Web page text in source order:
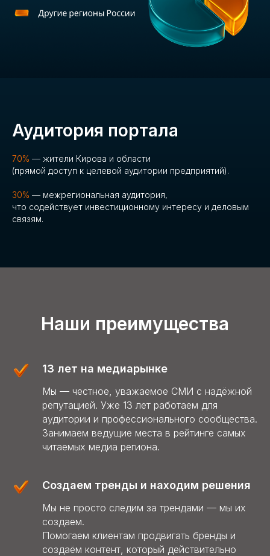
Аудитория портала
70% — жители Кирова и области
(прямой доступ к целевой аудитории предприятий).
30% — межрегиональная аудитория,
что содействует инвестиционному интересу и деловым
связям.
Наши преимущества
13 лет на медиарынке
Мы — честное, уважаемое СМИ с надёжной
репутацией. Уже 13 лет работаем для
аудитории и профессионального сообщества.
Занимаем ведущие места в рейтинге самых
читаемых медиа региона.
Создаем тренды и находим решения
Мы не просто следим за трендами — мы их
создаем.
Помогаем клиентам продвигать бренды и
создаём контент, который действительно